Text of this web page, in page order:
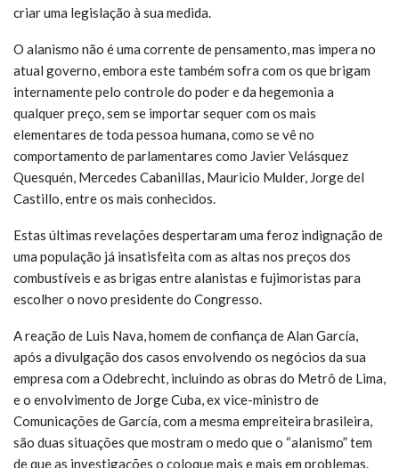
criar uma legislação à sua medida.
O alanismo não é uma corrente de pensamento, mas impera no
atual governo, embora este também sofra com os que brigam
internamente pelo controle do poder e da hegemonia a
qualquer preço, sem se importar sequer com os mais
elementares de toda pessoa humana, como se vê no
comportamento de parlamentares como Javier Velásquez
Quesquén, Mercedes Cabanillas, Mauricio Mulder, Jorge del
Castillo, entre os mais conhecidos.
Estas últimas revelações despertaram uma feroz indignação de
uma população já insatisfeita com as altas nos preços dos
combustíveis e as brigas entre alanistas e fujimoristas para
escolher o novo presidente do Congresso.
A reação de Luis Nava, homem de confiança de Alan García,
após a divulgação dos casos envolvendo os negócios da sua
empresa com a Odebrecht, incluindo as obras do Metrô de Lima,
e o envolvimento de Jorge Cuba, ex vice-ministro de
Comunicações de García, com a mesma empreiteira brasileira,
são duas situações que mostram o medo que o “alanismo” tem
de que as investigações o coloque mais e mais em problemas.